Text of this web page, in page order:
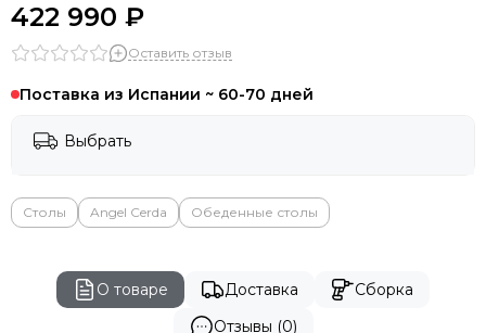
422 990 ₽
Оставить отзыв
Поставка из Испании ~ 60-70 дней
Выбрать
Столы Angel Cerda Обеденные столы
О товаре Доставка
Сборка
Отзывы (0)